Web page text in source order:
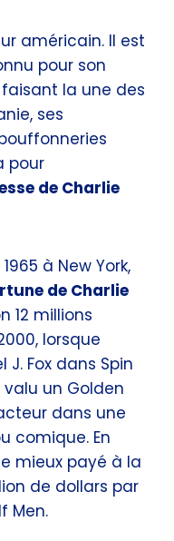
américain. Il est
pour son
la une des
ses
pour
de Charlie
à New York,
de Charlie
12 millions
lorsque
Fox dans Spin
un Golden
dans une
comique. En
mieux payé à la
de dollars par
Men.